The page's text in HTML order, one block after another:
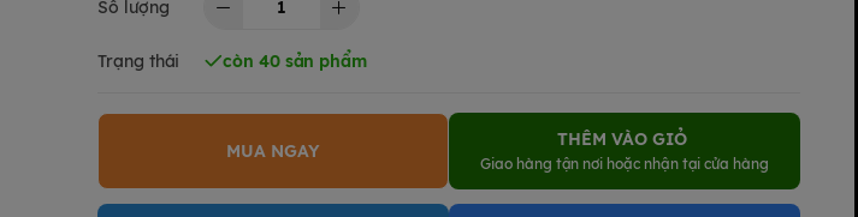
Số lượng
Trạng thái còn 40 sản phẩm
MUA NGAY
THÊM VÀO GIỎ
Giao hàng tận nơi hoặc nhận tại cửa hàng